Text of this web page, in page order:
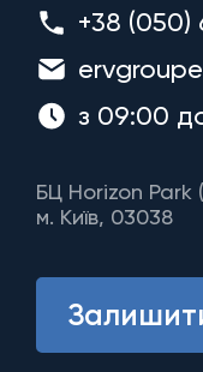
+38 (050)
з 09:00
БЦ Horizon Park
м. Київ, 03038